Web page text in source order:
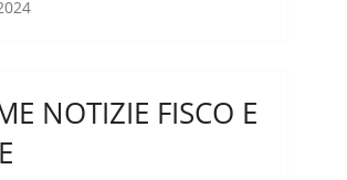
NOTIZIE FISCO E